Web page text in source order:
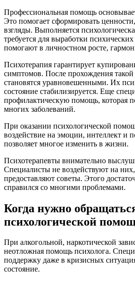
Профессиональная помощь
Это помогает сформировать
взгляды. Выполняется
требуется для выработки
помогают в личностном росте,
Психотерапия гарантирует
симптомов. После прохождения
становятся уравновешенными. Их
состояние стабилизируется. Еще
профилактическую помощь, которая
многих заболеваний.
При оказании психологической
воздействие на эмоции, интеллект и
позволяет многое изменить в жизни.
Психотерапевты внимательно
Специалисты не воздействуют на
предоставляют советы. Этого
справился со многими проблемами.
Когда нужно
психологической
При алкогольной, наркотической
неотложная помощь психолога.
поддержку даже в кризисных
состояние.